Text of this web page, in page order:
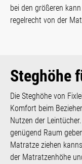
bei den größeren
regelrecht von der
Steghöhe
Die Steghöhe von
Komfort beim
Nutzen der
genügend Raum
Matratze ziehen
der Matratzenhöhe